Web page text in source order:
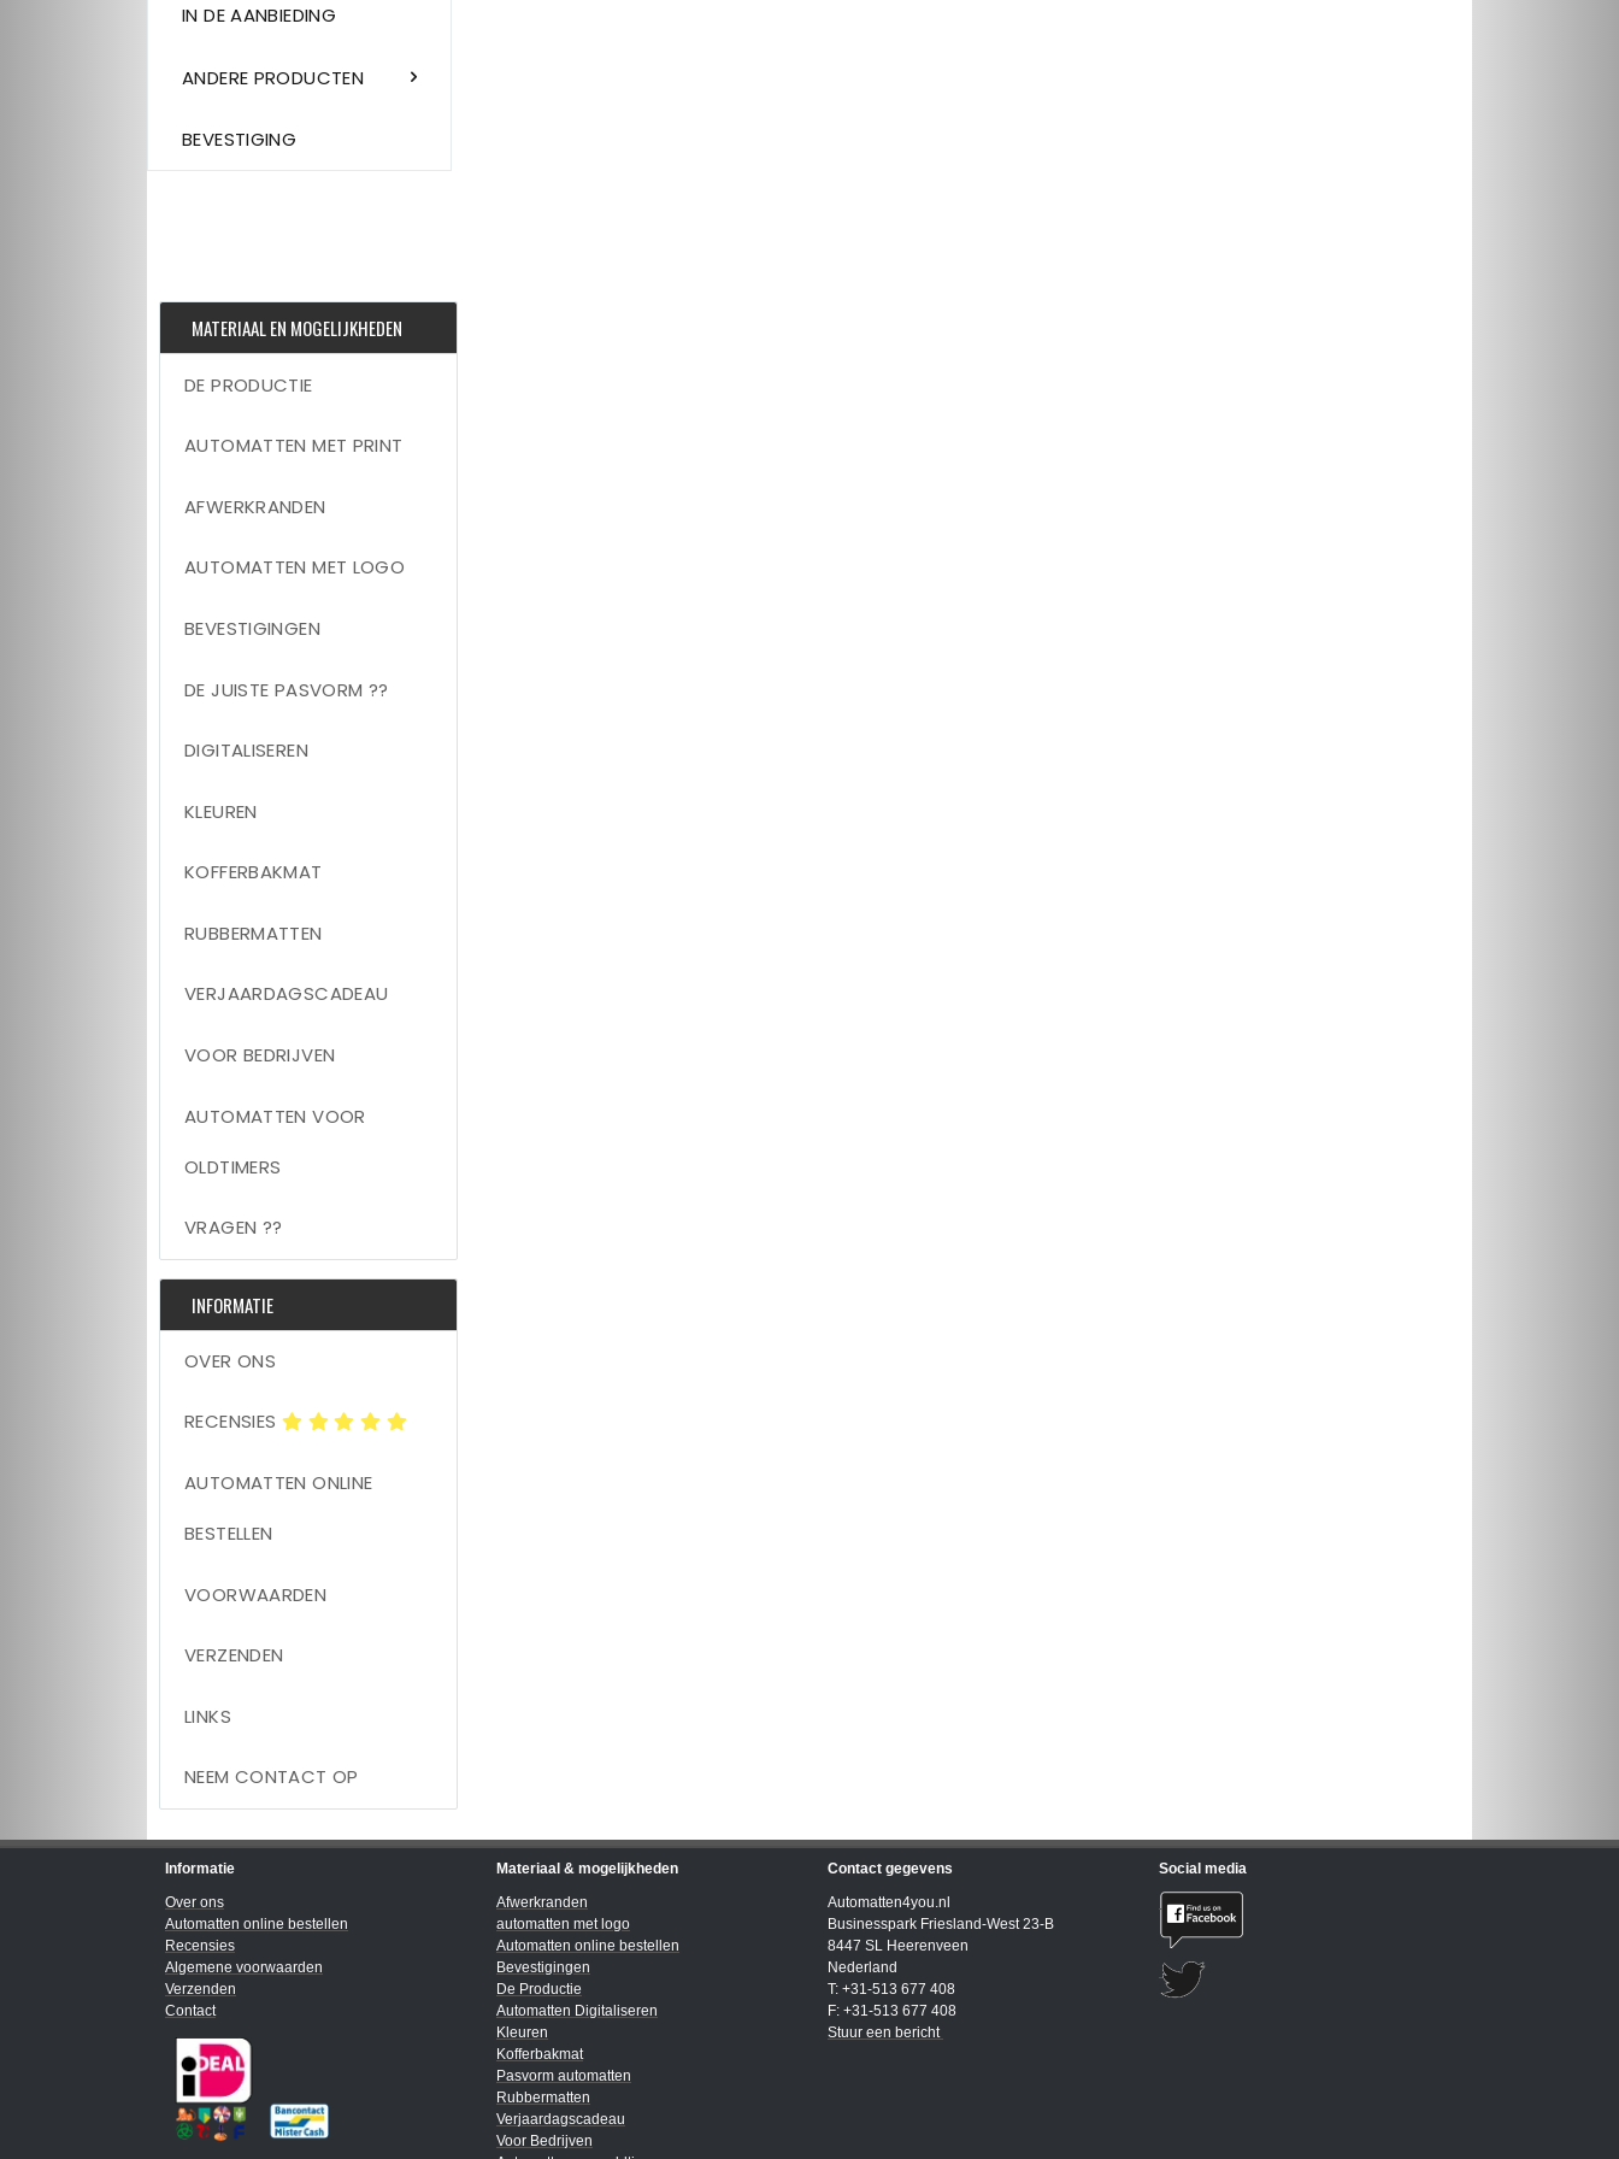
IN DE AANBIEDING
ANDERE PRODUCTEN
BEVESTIGING
MATERIAAL EN MOGELIJKHEDEN
DE PRODUCTIE
AUTOMATTEN MET PRINT
AFWERKRANDEN
AUTOMATTEN MET LOGO
BEVESTIGINGEN
DE JUISTE PASVORM ??
DIGITALISEREN
KLEUREN
KOFFERBAKMAT
RUBBERMATTEN
VERJAARDAGSCADEAU
VOOR BEDRIJVEN
AUTOMATTEN VOOR
OLDTIMERS
VRAGEN ??
INFORMATIE
OVER ONS
RECENSIES
AUTOMATTEN ONLINE
BESTELLEN
VOORWAARDEN
VERZENDEN
LINKS
NEEM CONTACT OP
Informatie
Over ons
Automatten online bestellen
Recensies
Algemene voorwaarden
Verzenden
Contact
Materiaal & mogelijkheden
Afwerkranden
automatten met logo
Automatten online bestellen
Bevestigingen
De Productie
Automatten Digitaliseren
Kleuren
Kofferbakmat
Pasvorm automatten
Rubbermatten
Verjaardagscadeau
Voor Bedrijven
Contact gegevens
Automatten4you.nl
Businesspark Friesland-West 23-B
8447 SL Heerenveen
Nederland
T: +31-513 677 408
F: +31-513 677 408
Stuur een bericht
Social media